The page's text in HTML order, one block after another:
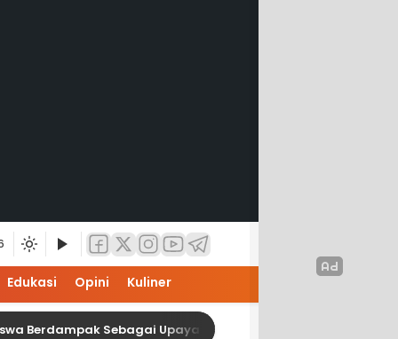
Edukasi Opini Kuliner
Sebagai Upaya Kesiapan Karier Mahasiswa Interior